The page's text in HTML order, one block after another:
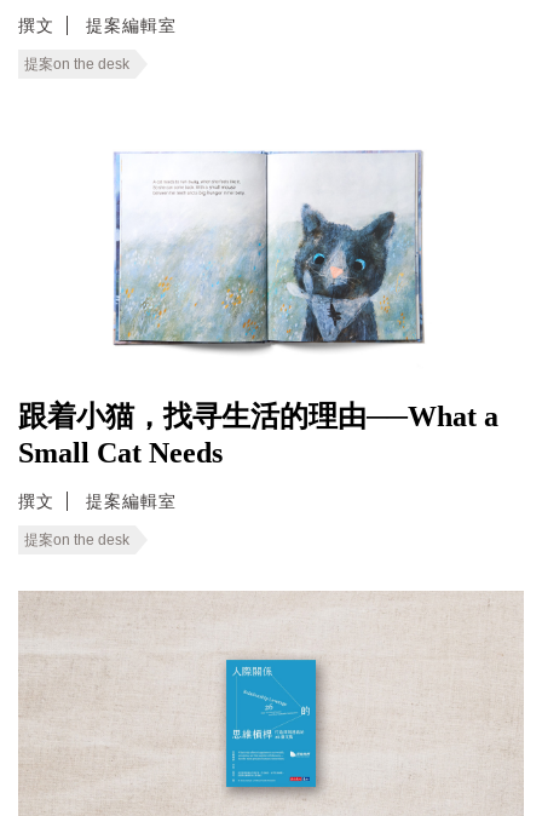
撰文 提案編輯室
提案on the desk
跟着小猫，找寻生活的理由──What a
Small Cat Needs
撰文 提案編輯室
提案on the desk